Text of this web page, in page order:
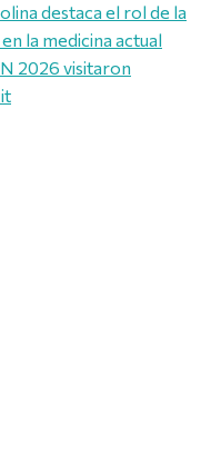
destaca el rol de la
la medicina actual
2026 visitaron